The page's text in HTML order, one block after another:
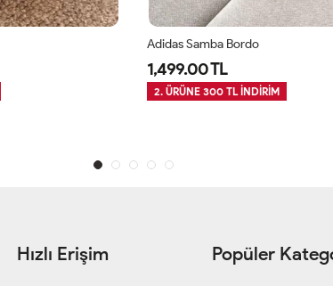
Adidas Samba Bordo
1,499.00 TL
2. ÜRÜNE 300 TL İNDİRİM
Hızlı Erişim Popüler